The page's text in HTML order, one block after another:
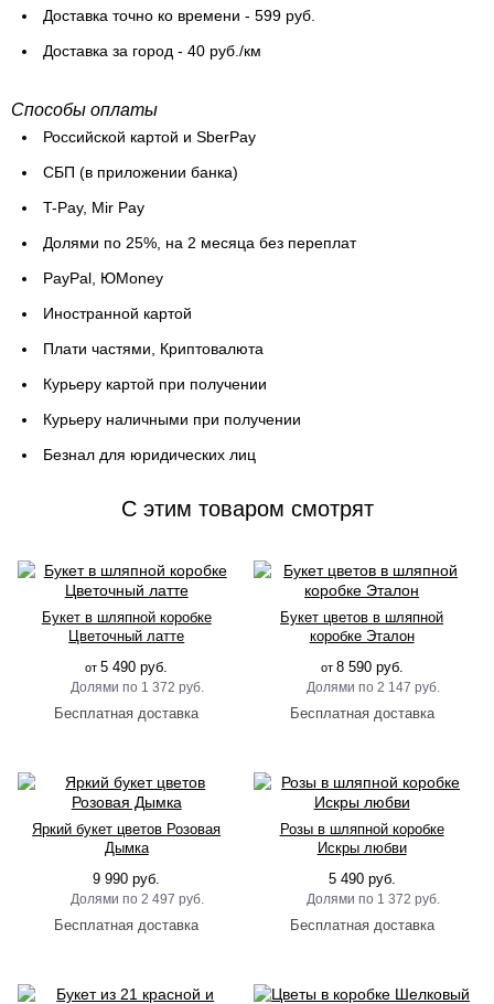
Доставка точно ко времени - 599 руб.
Доставка за город - 40 руб./км
Способы оплаты
Российской картой и SberPay
СБП (в приложении банка)
T-Pay, Mir Pay
Долями по 25%, на 2 месяца без переплат
PayPal, ЮMoney
Иностранной картой
Плати частями, Криптовалюта
Курьеру картой при получении
Курьеру наличными при получении
Безнал для юридических лиц
C этим товаром смотрят
Букет в шляпной коробке
Цветочный латте
от5 490 руб.
1 372 руб.
Букет цветов в шляпной
коробке Эталон
от 8 590 руб.
2 147 руб.
Яркий букет цветов Розовая
Дымка
9 990 руб.
2 497 руб.
Розы в шляпной коробке
Искры любви
5 490 руб.
1 372 руб.